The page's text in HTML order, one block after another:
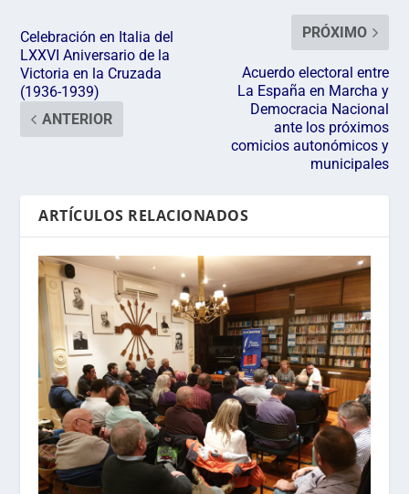
Celebración en Italia del
LXXVI Aniversario de la
Victoria en la Cruzada
(1936-1939)
ANTERIOR
PRÓXIMO
Acuerdo electoral entre
La España en Marcha y
Democracia Nacional
ante los próximos
comicios autonómicos y
municipales
ARTÍCULOS RELACIONADOS